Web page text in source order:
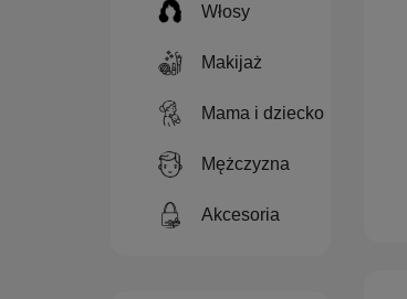
Włosy
Makijaż
Mama i dziecko
Mężczyzna
Akcesoria